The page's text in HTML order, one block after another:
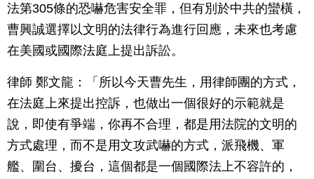
法第305條的恐嚇危害安全罪，但有別於中共的蠻橫，
曹興誠選擇以文明的法律行為進行回應，未來也考慮
在美國或國際法庭上提出訴訟。
律師 鄭文龍：「所以今天曹先生，用律師團的方式，
在法庭上來提出控訴，也做出一個很好的示範就是
說，即使有爭端，你再不合理，都是用法院的文明的
方式處理，而不是用文攻武嚇的方式，派飛機、軍
艦、圍台、擾台，這個都是一個國際法上不容許的，